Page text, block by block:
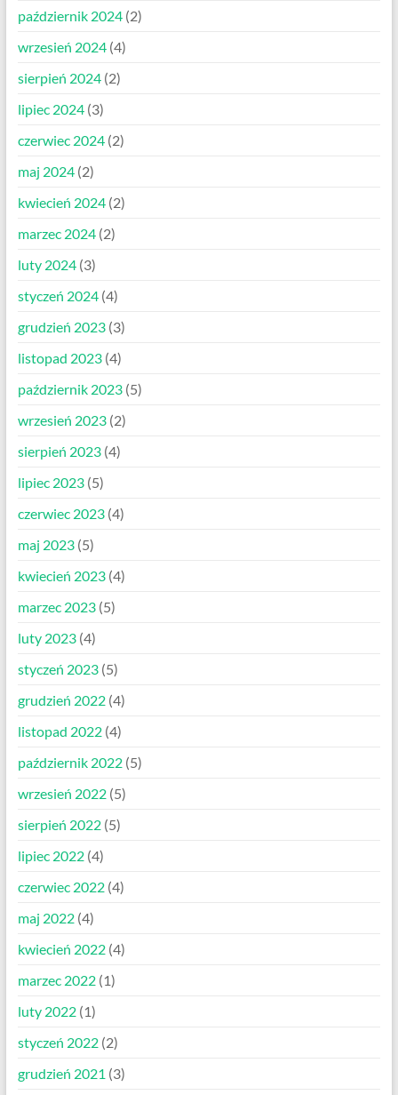
październik 2024(2)
wrzesień 2024(4)
sierpień 2024(2)
lipiec 2024(3)
czerwiec 2024(2)
maj 2024(2)
kwiecień 2024(2)
marzec 2024(2)
luty 2024(3)
styczeń 2024(4)
grudzień 2023(3)
listopad 2023(4)
październik 2023(5)
wrzesień 2023(2)
sierpień 2023(4)
lipiec 2023(5)
czerwiec 2023(4)
maj 2023(5)
kwiecień 2023(4)
marzec 2023(5)
luty 2023(4)
styczeń 2023(5)
grudzień 2022(4)
listopad 2022(4)
październik 2022(5)
wrzesień 2022(5)
sierpień 2022(5)
lipiec 2022(4)
czerwiec 2022(4)
maj 2022(4)
kwiecień 2022(4)
marzec 2022(1)
luty 2022(1)
styczeń 2022(2)
grudzień 2021 (3)